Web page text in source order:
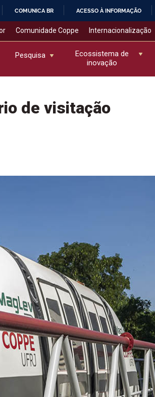
COMUNICA BR ACESSO À INFORMAÇÃO
Comunidade Coppe Internacionalização
Pesquisa
Ecossistema de
inovação
de visitação